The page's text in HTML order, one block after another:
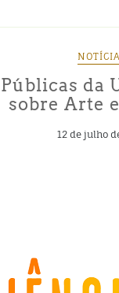
da
sobre Arte
12 de julho